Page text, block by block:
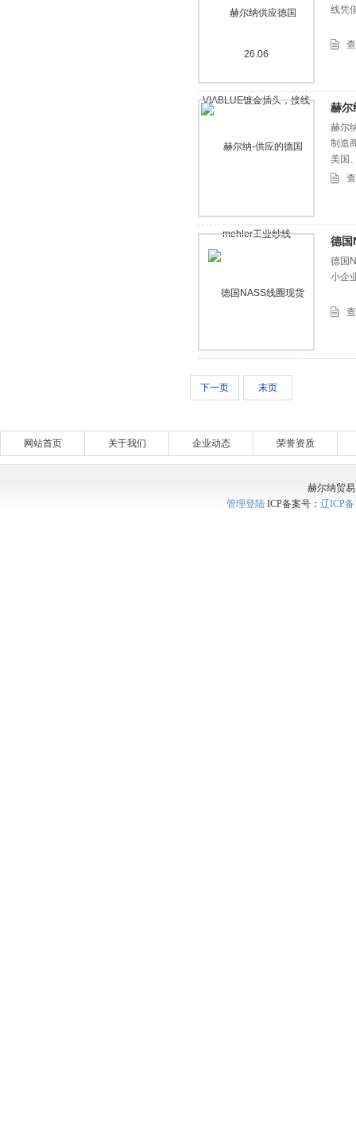
线凭
赫尔
赫尔
制造
美国
德国
德国
小企
下一页 末页
网站首页 关于我们 企业动态 荣誉资质
赫尔纳贸
管理登陆ICP备案号： 辽ICP备